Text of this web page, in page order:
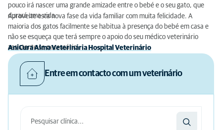
pouco irá nascer uma grande amizade entre o bebé e o seu gato, que
durará uma vida.
Aproveite esta nova fase da vida familiar com muita felicidade. A
maioria dos gatos facilmente se habitua à presença do bebé em casa e
não se esqueça que terá sempre o apoio do seu médico veterinário
assistente se necessário.
AniCura Alma Veterinária Hospital Veterinário
Entre em contacto com um veterinário